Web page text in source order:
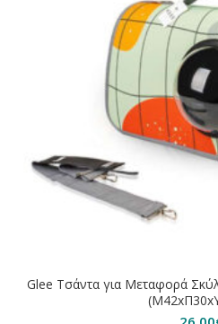
Glee Τσάντα για Μεταφορά